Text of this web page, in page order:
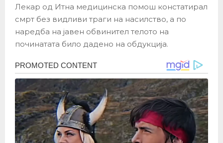
Лекар од Итна медицинска помош констатирал
смрт без видливи траги на насилство, а по
наредба на јавен обвинител телото на
починатата било дадено на обдукција.